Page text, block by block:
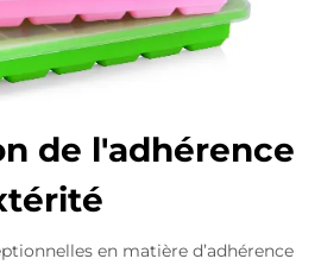
de l'adhérence
en matière d’adhérence